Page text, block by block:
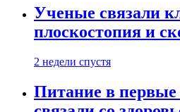
Ученые связали
плоскостопия и
2 недели спустя
Питание в первые